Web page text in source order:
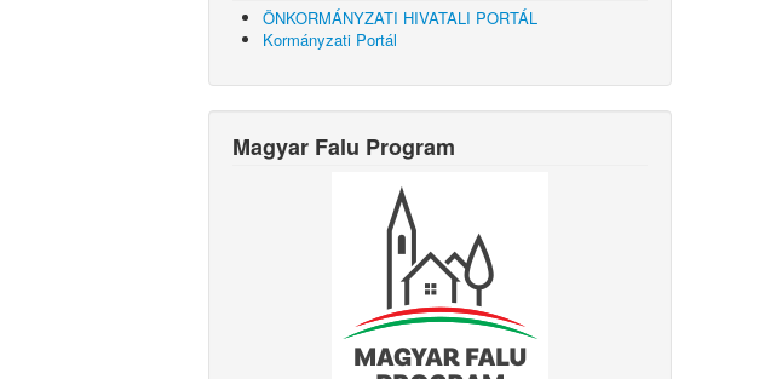
ÖNKORMÁNYZATI HIVATALI PORTÁL
Kormányzati Portál
Magyar Falu Program